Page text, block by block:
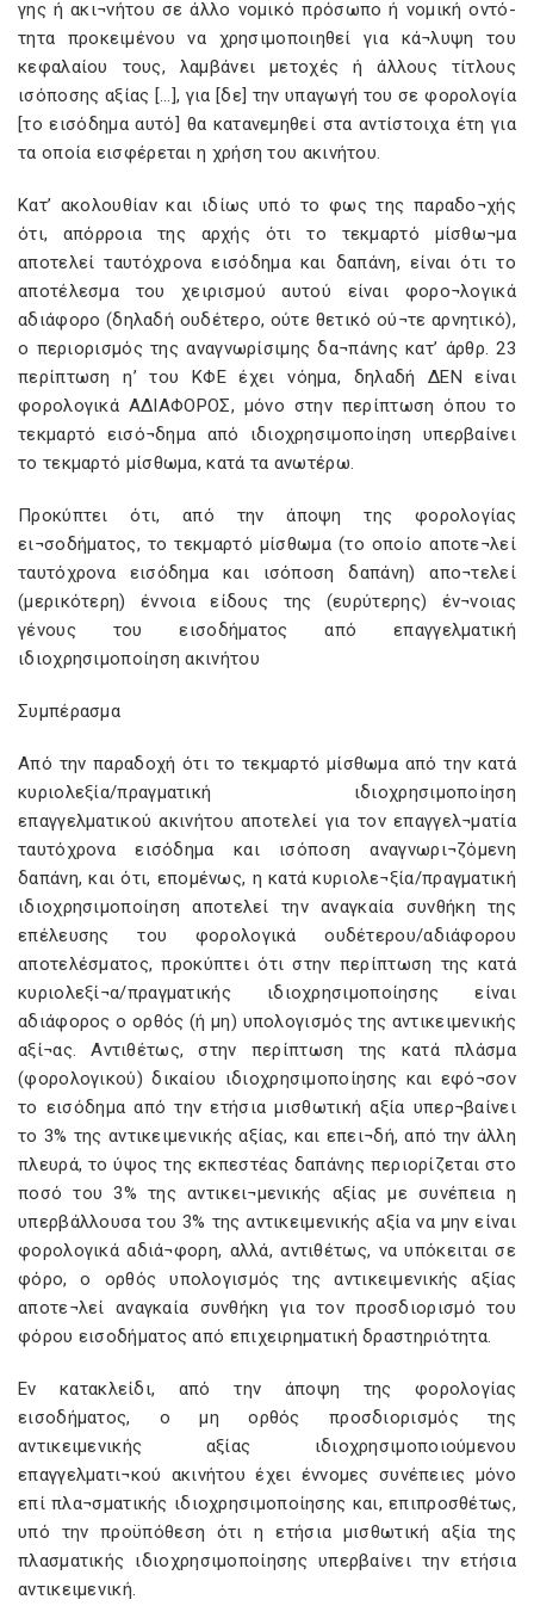
γης ή ακι¬νήτου σε άλλο νομικό πρόσωπο ή νομική οντό-
τητα προκειμένου να χρησιμοποιηθεί για κά¬λυψη του
κεφαλαίου τους, λαμβάνει μετοχές ή άλλους τίτλους
ισόποσης αξίας […], για [δε] την υπαγωγή του σε φορολογία
[το εισόδημα αυτό] θα κατανεμηθεί στα αντίστοιχα έτη για
τα οποία εισφέρεται η χρήση του ακινήτου.
Κατ’ ακολουθίαν και ιδίως υπό το φως της παραδο¬χής
ότι, απόρροια της αρχής ότι το τεκμαρτό μίσθω¬μα
αποτελεί ταυτόχρονα εισόδημα και δαπάνη, είναι ότι το
αποτέλεσμα του χειρισμού αυτού είναι φορο¬λογικά
αδιάφορο (δηλαδή ουδέτερο, ούτε θετικό ού¬τε αρνητικό),
ο περιορισμός της αναγνωρίσιμης δα¬πάνης κατ’ άρθρ. 23
περίπτωση η’ του ΚΦΕ έχει νόημα, δηλαδή ΔΕΝ είναι
φορολογικά ΑΔΙΑΦΟΡΟΣ, μόνο στην περίπτωση όπου το
τεκμαρτό εισό¬δημα από ιδιοχρησιμοποίηση υπερβαίνει
το τεκμαρτό μίσθωμα, κατά τα ανωτέρω.
Προκύπτει ότι, από την άποψη της φορολογίας
ει¬σοδήματος, το τεκμαρτό μίσθωμα (το οποίο αποτε¬λεί
ταυτόχρονα εισόδημα και ισόποση δαπάνη) απο¬τελεί
(μερικότερη) έννοια είδους της (ευρύτερης) έν¬νοιας
γένους του εισοδήματος από επαγγελματική
ιδιοχρησιμοποίηση ακινήτου
Συμπέρασμα
Από την παραδοχή ότι το τεκμαρτό μίσθωμα από την κατά
κυριολεξία/πραγματική ιδιοχρησιμοποίηση
επαγγελματικού ακινήτου αποτελεί για τον επαγγελ¬ματία
ταυτόχρονα εισόδημα και ισόποση αναγνωρι¬ζόμενη
δαπάνη, και ότι, επομένως, η κατά κυριολε¬ξία/πραγματική
ιδιοχρησιμοποίηση αποτελεί την αναγκαία συνθήκη της
επέλευσης του φορολογικά ουδέτερου/αδιάφορου
αποτελέσματος, προκύπτει ότι στην περίπτωση της κατά
κυριολεξί¬α/πραγματικής ιδιοχρησιμοποίησης είναι
αδιάφορος ο ορθός (ή μη) υπολογισμός της αντικειμενικής
αξί¬ας. Αντιθέτως, στην περίπτωση της κατά πλάσμα
(φορολογικού) δικαίου ιδιοχρησιμοποίησης και εφό¬σον
το εισόδημα από την ετήσια μισθωτική αξία υπερ¬βαίνει
το 3% της αντικειμενικής αξίας, και επει¬δή, από την άλλη
πλευρά, το ύψος της εκπεστέας δαπάνης περιορίζεται στο
ποσό του 3% της αντικει¬μενικής αξίας με συνέπεια η
υπερβάλλουσα του 3% της αντικειμενικής αξία να μην είναι
φορολογικά αδιά¬φορη, αλλά, αντιθέτως, να υπόκειται σε
φόρο, ο ορθός υπολογισμός της αντικειμενικής αξίας
αποτε¬λεί αναγκαία συνθήκη για τον προσδιορισμό του
φόρου εισοδήματος από επιχειρηματική δραστηριότητα.
Εν κατακλείδι, από την άποψη της φορολογίας
εισοδήματος, ο μη ορθός προσδιορισμός της
αντικειμενικής αξίας ιδιοχρησιμοποιούμενου
επαγγελματι¬κού ακινήτου έχει έννομες συνέπειες μόνο
επί πλα¬σματικής ιδιοχρησιμοποίησης και, επιπροσθέτως,
υπό την προϋπόθεση ότι η ετήσια μισθωτική αξία της
πλασματικής ιδιοχρησιμοποίησης υπερβαίνει την ετήσια
αντικειμενική.